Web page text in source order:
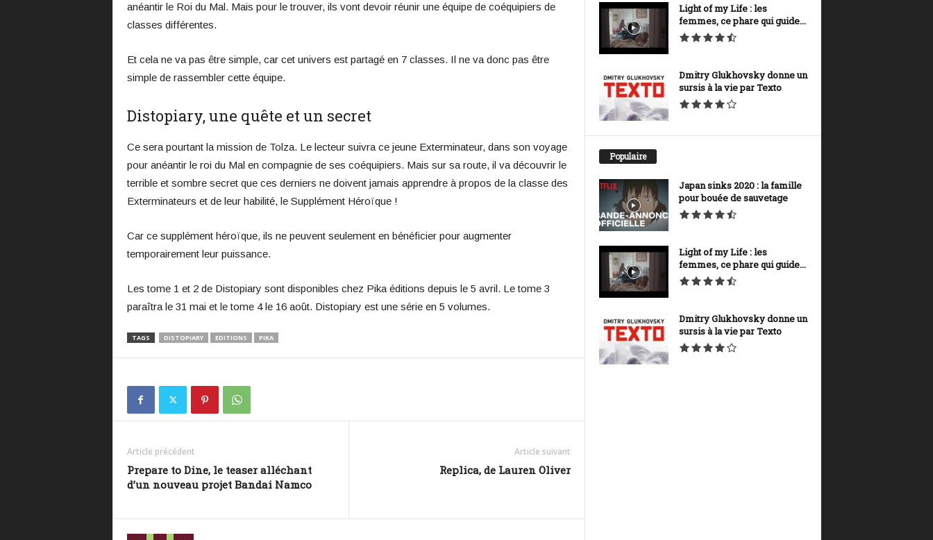
anéantir le Roi du Mal. Mais pour le trouver, ils vont devoir réunir une équipe de coéquipiers de
classes différentes.
Et cela ne va pas être simple, car cet univers est partagé en 7 classes. Il ne va donc pas être
simple de rassembler cette équipe.
Distopiary, une quête et un secret
Ce sera pourtant la mission de Tolza. Le lecteur suivra ce jeune Exterminateur, dans son voyage
pour anéantir le roi du Mal en compagnie de ses coéquipiers. Mais sur sa route, il va découvrir le
terrible et sombre secret que ces derniers ne doivent jamais apprendre à propos de la classe des
Exterminateurs et de leur habilité, le Supplément Héroïque !
Car ce supplément héroïque, ils ne peuvent seulement en bénéficier pour augmenter
temporairement leur puissance.
Les tome 1 et 2 de Distopiary sont disponibles chez Pika éditions depuis le 5 avril. Le tome 3
paraîtra le 31 mai et le tome 4 le 16 août. Distopiary est une série en 5 volumes.
TAGS DISTOPIARY EDITIONS PIKA
Article précédent
Prepare to Dine, le teaser alléchant
d’un nouveau projet Bandai Namco
Article suivant
Replica, de Lauren Oliver
Light of my Life : les
femmes, ce phare qui guide...
Dmitry Glukhovsky donne un
sursis à la vie par Texto
Populaire
Japan sinks 2020 : la famille
pour bouée de sauvetage
Light of my Life : les
femmes, ce phare qui guide...
Dmitry Glukhovsky donne un
sursis à la vie par Texto